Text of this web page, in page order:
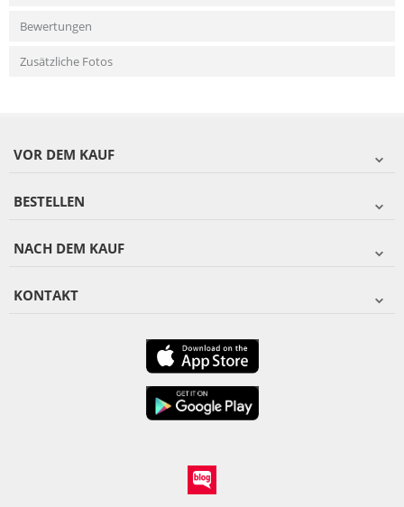
Bewertungen
Zusätzliche Fotos
VOR DEM KAUF
BESTELLEN
NACH DEM KAUF
KONTAKT